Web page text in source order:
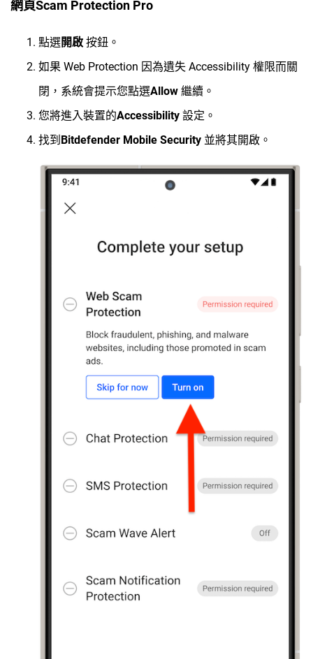
網頁Scam Protection Pro
點選開啟 按鈕。
如果 Web Protection 因為遺失 Accessibility 權限而關
閉，系統會提示您點選Allow 繼續。
您將進入裝置的Accessibility 設定。
找到 Bitdefender Mobile Security 並將其開啟。